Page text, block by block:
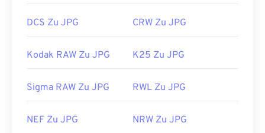
DCS Zu JPG CRW Zu JPG
Kodak RAW Zu JPG K25 Zu JPG
Sigma RAW Zu JPG RWL Zu JPG
NEF Zu JPG NRW Zu JPG